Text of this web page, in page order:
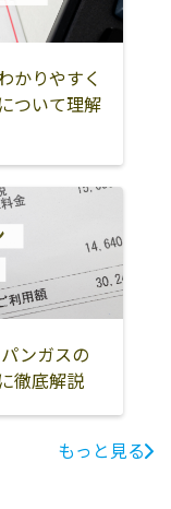
かりやすく
ついて理解
ンガスの
徹底解説
もっと見る